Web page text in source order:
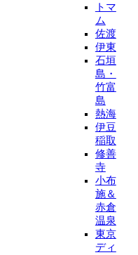
トマ
ム
佐渡
伊東
石垣
島・
竹富
島
熱海
伊豆
稲取
修善
寺
小布
施＆
赤倉
温泉
東京
ディ